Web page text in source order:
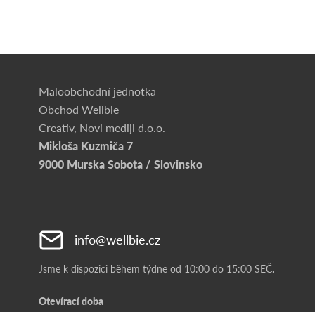
Maloobchodní jednotka
Obchod Wellbie
Creativ, Novi mediji d.o.o.
Mikloša Kuzmiča 7
9000 Murska Sobota / Slovinsko
info@wellbie.cz
Jsme k dispozici během týdne od 10:00 do 15:00 SEČ.
Otevírací doba